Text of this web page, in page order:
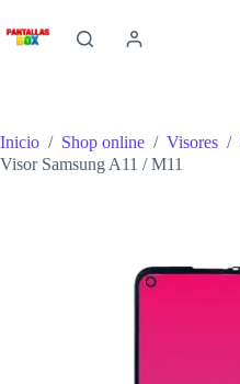
al
contenido
Inicio / Shop online / Visores /
Visor Samsung A11 / M11